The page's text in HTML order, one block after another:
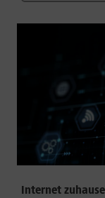
Internet zuhause